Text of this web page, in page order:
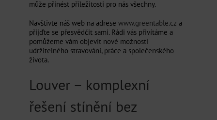
může přinést příležitosti pro nás všechny.
Navštivte náš web na adrese www.greentable.cz a
přijďte se přesvědčit sami. Rádi vás přivítáme a
pomůžeme vám objevit nové možnosti
udržitelného stravování, práce a společenského
života.
Louver – komplexní
řešení stínění bez